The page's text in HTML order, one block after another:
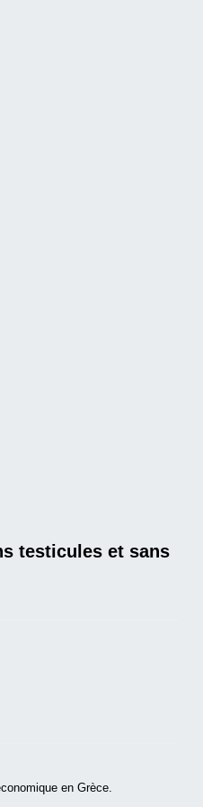
testicules et sans
en Grèce.